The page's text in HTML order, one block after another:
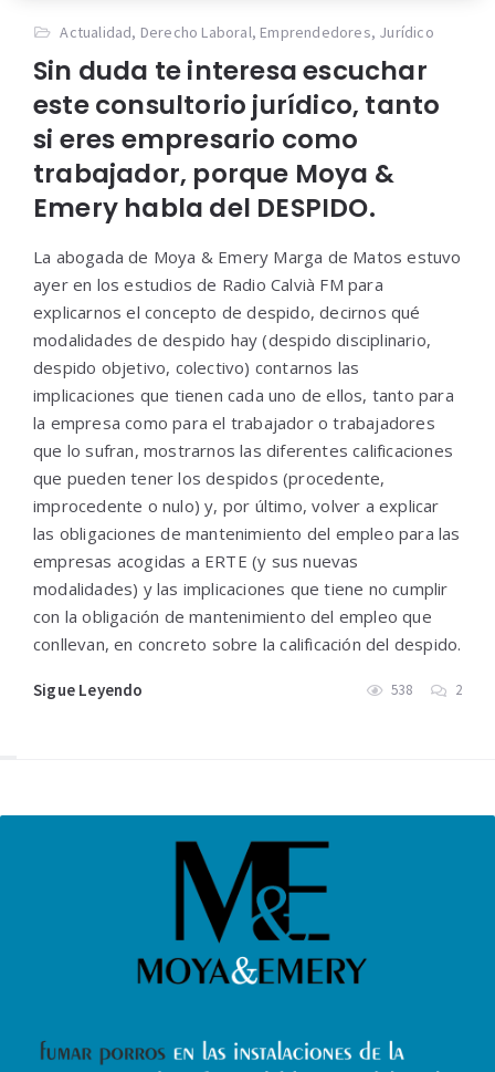
Actualidad, Derecho Laboral, Emprendedores, Jurídico
Sin duda te interesa escuchar
este consultorio jurídico, tanto
si eres empresario como
trabajador, porque Moya &
Emery habla del DESPIDO.
La abogada de Moya & Emery Marga de Matos estuvo
ayer en los estudios de Radio Calvià FM para
explicarnos el concepto de despido, decirnos qué
modalidades de despido hay (despido disciplinario,
despido objetivo, colectivo) contarnos las
implicaciones que tienen cada uno de ellos, tanto para
la empresa como para el trabajador o trabajadores
que lo sufran, mostrarnos las diferentes calificaciones
que pueden tener los despidos (procedente,
improcedente o nulo) y, por último, volver a explicar
las obligaciones de mantenimiento del empleo para las
empresas acogidas a ERTE (y sus nuevas
modalidades) y las implicaciones que tiene no cumplir
con la obligación de mantenimiento del empleo que
conllevan, en concreto sobre la calificación del despido.
Sigue Leyendo 538 2